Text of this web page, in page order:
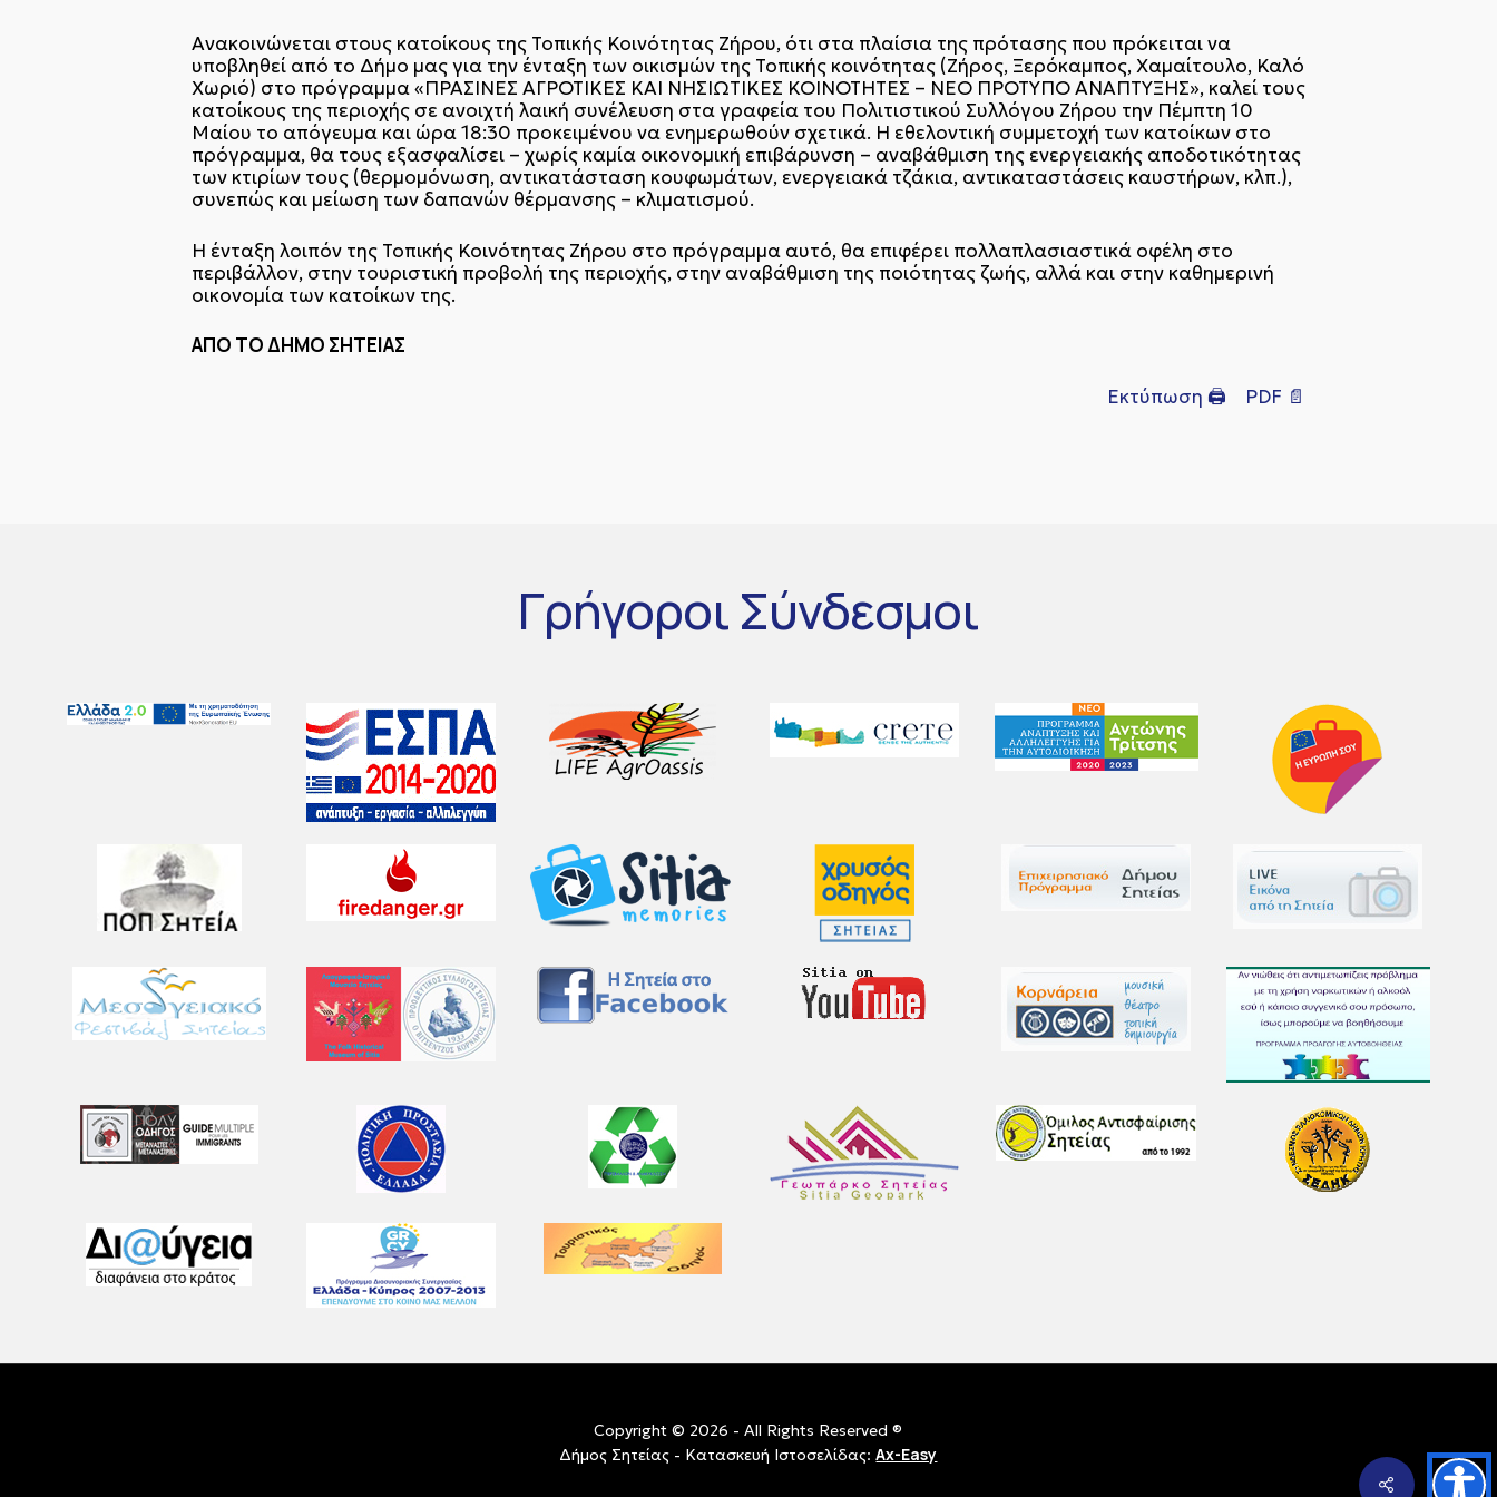
Ανακοινώνεται στους κατοίκους της Τοπικής Κοινότητας Ζήρου, ότι στα πλαίσια της πρότασης που πρόκειται να
υποβληθεί από το Δήμο μας για την ένταξη των οικισμών της Τοπικής κοινότητας (Ζήρος, Ξερόκαμπος, Χαμαίτουλο, Καλό
Χωριό) στο πρόγραμμα «ΠΡΑΣΙΝΕΣ ΑΓΡΟΤΙΚΕΣ ΚΑΙ ΝΗΣΙΩΤΙΚΕΣ ΚΟΙΝΟΤΗΤΕΣ – ΝΕΟ ΠΡΟΤΥΠΟ ΑΝΑΠΤΥΞΗΣ», καλεί τους
κατοίκους της περιοχής σε ανοιχτή λαική συνέλευση στα γραφεία του Πολιτιστικού Συλλόγου Ζήρου την Πέμπτη 10
Μαίου το απόγευμα και ώρα 18:30 προκειμένου να ενημερωθούν σχετικά. Η εθελοντική συμμετοχή των κατοίκων στο
πρόγραμμα, θα τους εξασφαλίσει – χωρίς καμία οικονομική επιβάρυνση – αναβάθμιση της ενεργειακής αποδοτικότητας
των κτιρίων τους (θερμομόνωση, αντικατάσταση κουφωμάτων, ενεργειακά τζάκια, αντικαταστάσεις καυστήρων, κλπ.),
συνεπώς και μείωση των δαπανών θέρμανσης – κλιματισμού.
Η ένταξη λοιπόν της Τοπικής Κοινότητας Ζήρου στο πρόγραμμα αυτό, θα επιφέρει πολλαπλασιαστικά οφέλη στο
περιβάλλον, στην τουριστική προβολή της περιοχής, στην αναβάθμιση της ποιότητας ζωής, αλλά και στην καθημερινή
οικονομία των κατοίκων της.
ΑΠΟ ΤΟ ΔΗΜΟ ΣΗΤΕΙΑΣ
Εκτύπωση 🖨 PDF 📄
Γρήγοροι Σύνδεσμοι
Share
Copyright © 2026 - All Rights Reserved ®
Δήμος Σητείας - Κατασκευή Ιστοσελίδας:Ax-Easy